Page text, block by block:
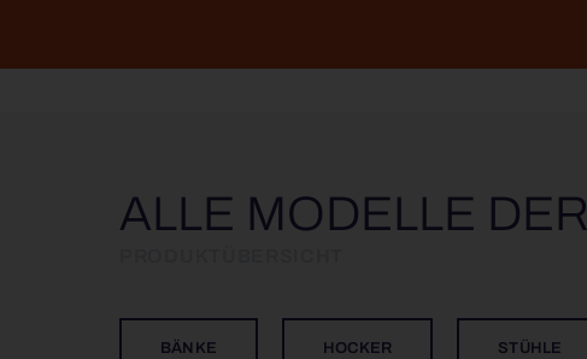
ALLE MODELLE DER
BÄNKE HOCKER STÜHLE